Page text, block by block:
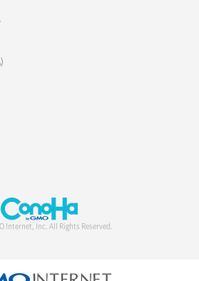
Internet, Inc. All Rights Reserved.